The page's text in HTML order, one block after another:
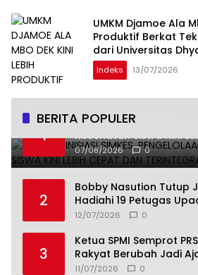
UMKM Djamoe Ala
Produktif Berkat
dari Universitas
Indeks 13/07/2026
BERITA POPULER
1
Undhira Inisiasi SIMKES,
Kesehatan Siswa Kini
Terintegrasi
07/08/2026 0
2
Bobby Nasution Tutup
Hadiahi 19 Petugas
Jamnas 2026
12/07/2026 0
3
Ketua SPMI Semprot
Rakyat Berubah Jadi
300 Ribu Pengunjung
11/07/2026 0